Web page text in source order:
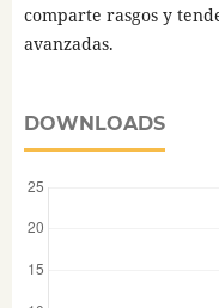
comparte rasgos y
avanzadas.
DOWNLOADS